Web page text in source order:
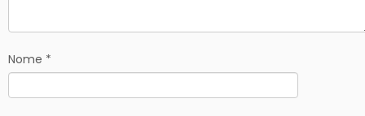
Nome *